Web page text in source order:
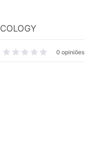
0 opiniões